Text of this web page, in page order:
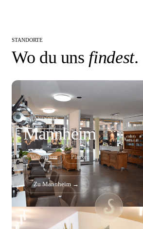
STANDORTE
Wo du uns findest.
2 STANDORTE
Mannheim
Wasserturm Planken
Zu Mannheim →